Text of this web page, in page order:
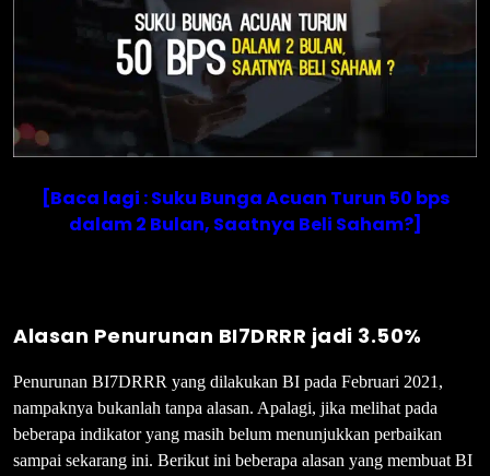
[Baca lagi : Suku Bunga Acuan Turun 50 bps
dalam 2 Bulan, Saatnya Beli Saham?]
Alasan Penurunan BI7DRRR jadi 3.50%
Penurunan BI7DRRR yang dilakukan BI pada Februari 2021,
nampaknya bukanlah tanpa alasan. Apalagi, jika melihat pada
beberapa indikator yang masih belum menunjukkan perbaikan
sampai sekarang ini. Berikut ini beberapa alasan yang membuat BI